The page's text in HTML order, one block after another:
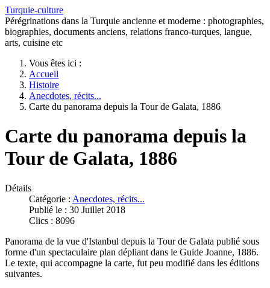
Turquie-culture
Pérégrinations dans la Turquie ancienne et moderne : photographies,
biographies, documents anciens, relations franco-turques, langue,
arts, cuisine etc
Vous êtes ici :
Accueil
Histoire
Anecdotes, récits...
Carte du panorama depuis la Tour de Galata, 1886
Carte du panorama depuis la
Tour de Galata, 1886
Détails
Catégorie : Anecdotes, récits...
Publié le : 30 Juillet 2018
Clics : 8096
Panorama de la vue d'Istanbul depuis la Tour de Galata publié sous
forme d'un spectaculaire plan dépliant dans le Guide Joanne, 1886.
Le texte, qui accompagne la carte, fut peu modifié dans les éditions
suivantes.